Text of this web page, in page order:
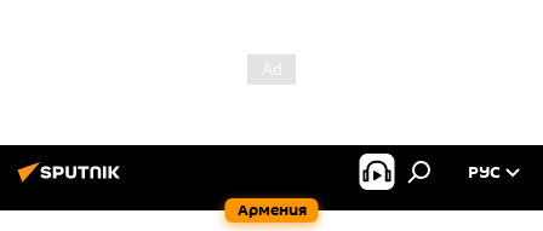
Армения
РУС